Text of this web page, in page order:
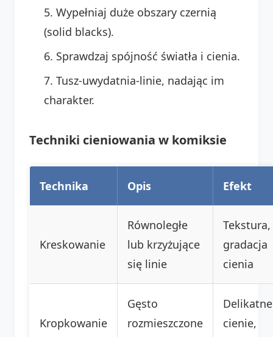
Wypełniaj duże obszary czernią
(solid blacks).
Sprawdzaj spójność światła i cienia.
Tusz-uwydatnia-linie, nadając im
charakter.
Techniki cieniowania w komiksie
Technika Opis Efekt
Kreskowanie
Równoległe
lub krzyżujące
się linie
Tekstura,
gradacja
cienia
Kropkowanie
Gęsto
rozmieszczone
Delikatne
cienie,